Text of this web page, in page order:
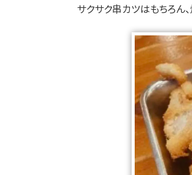
サクサク串カツはもちろん